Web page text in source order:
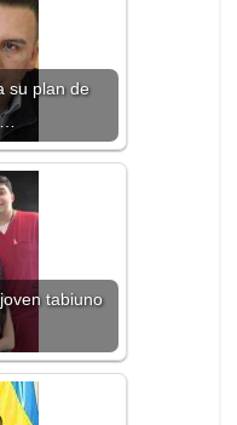
su plan de
tabiuno